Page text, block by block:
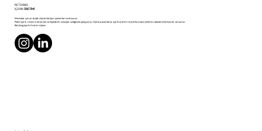
RETZKING
İÇERİKÜRETİMİ
Markalar için stratejik dijital iletişim çözümleri üretiyoruz.
Planlı içerik, tutarlı marka dili ve ölçülebilir sonuçlar odağında çalışıyoruz. Dijital pazarlama, içerik üretimi ve performans yönetimi alanlarında hizmet veriyoruz.
Retzking İçerik Üretim Ajansı